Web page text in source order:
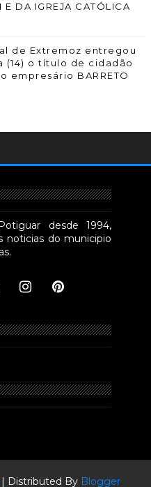
E DA IGREJA CATÓLICA
de Extremoz entregou
(14) o título de cidadão
empresário BARRETO
desde 1994,
noticias do municipio
| Distributed By Blogger